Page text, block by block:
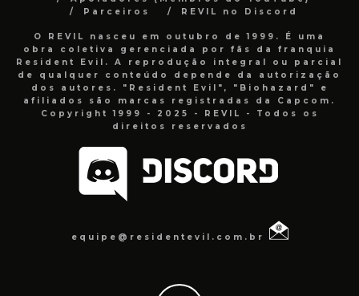
Parceiros
REVIL no Discord
O REVIL nasceu em outubro de 1999. É uma
obra coletiva gerenciada por fãs da franquia
Resident Evil. A reprodução integral ou parcial
de qualquer conteúdo depende da autorização
dos autores. "Resident Evil", "Biohazard" e
afiliados são marcas registradas da Capcom.
Copyright 1999 - 2025 - REVIL - Todos os
direitos reservados
equipe@residentevil.com.br